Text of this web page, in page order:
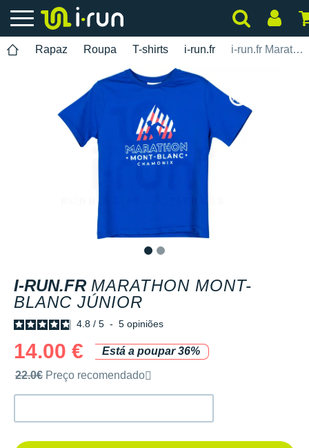
Rapaz Roupa T-shirts i-run.fr i-run.fr Marathon Mont-Blanc Júnior
I-RUN.FR MARATHON MONT-
BLANC JÚNIOR
4.8 / 5 - 5 opiniões
14.00 €
Está a poupar 36%
Preço de venda recomendado pela marca
22.0€ Preço recomendado